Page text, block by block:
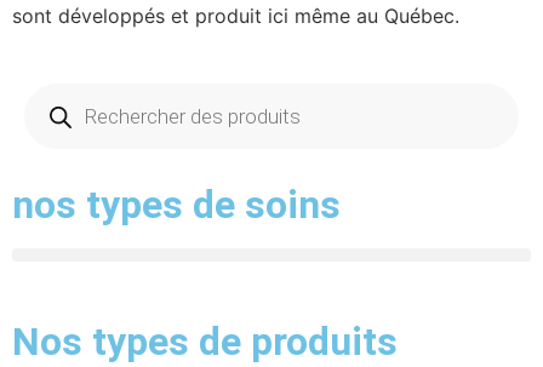
sont développés et produit ici même au Québec.
nos types de soins
Nos types de produits